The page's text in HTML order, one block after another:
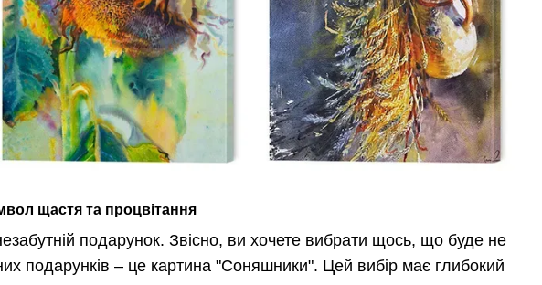
щастя та процвітання
подарунок. Звісно, ви хочете вибрати щось, що буде не
подарунків – це картина "Соняшники". Цей вибір має глибокий